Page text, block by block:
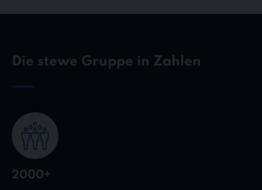
Die stewe Gruppe in Zahlen
2000+